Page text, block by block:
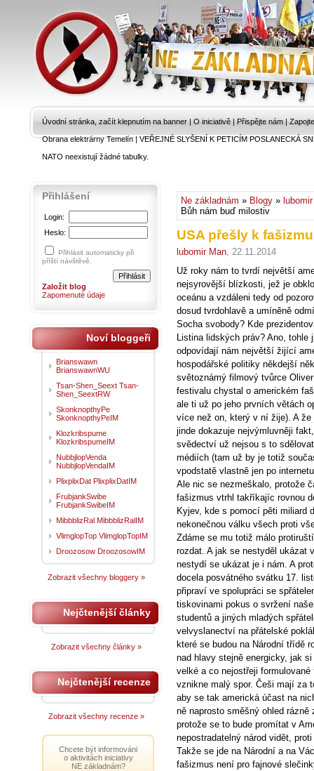
Úvodní stránka, začít klepnutím na banner | O iniciativě | Přispějte nám |
Obrana elektrárny Temelín|VEŘEJNÉ SLYŠENÍ K PETICÍM POSLANECKÁ
NATO neexistují žádné tabulky.
Ne základnám » Blogy »
Bůh nám buď milostiv
USA přešly k
lubomir Man, 22.11.2014
Už roky nám to tvrdí největší
nejsyrovější blízkosti, jež je
oceánu a vzdáleni tedy od
dosud tvrdohlavě a umíněně
Socha svobody? Kde
Listina lidských práv? Ano, tohle
odpovídají nám největší žijící
hospodářské politiky někdejší
světoznámý filmový tvůrce
festivalu chystal o americkém
ale ti už po jeho prvních větách
více než on, který v ní žije). A
jinde dokazuje nejvýmluvněji
svědectví už nejsou s to
médiích (tam už by je totiž
vpodstatě vlastně jen po
Ale nic se nezmeškalo, protože
fašizmus vtrhl takříkajíc rovnou
Kyjev, kde s pomocí pěti miliard
nekonečnou válku všech proti
Zdáme se mu totiž málo
rozdat. A jak se nestyděl ukázat
nestydí se ukázat je i nám. A
docela posvátného svátku 17.
připraví ve spolupráci se
tiskovinami pokus o svržení
studentů a jiných mladých
velvyslanectví na přátelské
které se budou na Národní třídě
nad hlavy stejně energicky, jak
velké a co nejostřeji
vznikne malý spor. Češi mají za
aby se tak americká účast na
ně naprosto směšný ohled
protože se to bude promítat v
nepostradatelný národ vidět,
Takže se jde na Národní a na
fašizmus není pro fajnové
Přihlášení
Login:
Heslo:
Přihlásit automaticky při
příští návštěvě.
Založit blog
Zapomenuté údaje
Noví bloggeři
Brianswawn
BrianswawnWU
Tsan-Shen_Seext Tsan-
Shen_SeextRW
SkonknopthyPe
SkonknopthyPeIM
Klozkribspume
KlozkribspumeIM
NubbjlopVenda
NubbjlopVendaIM
PlixplixDat PlixplixDatIM
FrubjankSwibe
FrubjankSwibeIM
MibbblizRal MibbblizRalIM
VlimglopTop VlimglopTopIM
Droozosow DroozosowIM
Zobrazit všechny bloggery »
Nejčtenější články
Zobrazit všechny články »
Nejčtenější recenze
Zobrazit všechny recenze »
Chcete být informováni
o aktivitách iniciativy
NE základnám?